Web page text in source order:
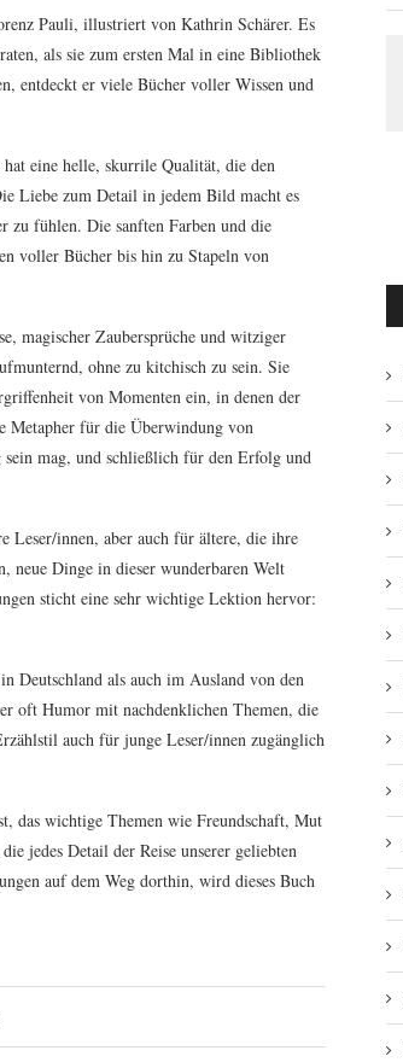
Pauli, illustriert von Kathrin Schärer. Es
als sie zum ersten Mal in eine Bibliothek
entdeckt er viele Bücher voller Wissen und
eine helle, skurrile Qualität, die den
Liebe zum Detail in jedem Bild macht es
zu fühlen. Die sanften Farben und die
voller Bücher bis hin zu Stapeln von
magischer Zaubersprüche und witziger
ohne zu kitchisch zu sein. Sie
von Momenten ein, in denen der
Metapher für die Überwindung von
mag, und schließlich für den Erfolg und
Leser/innen, aber auch für ältere, die ihre
neue Dinge in dieser wunderbaren Welt
sticht eine sehr wichtige Lektion hervor:
Deutschland als auch im Ausland von den
oft Humor mit nachdenklichen Themen, die
auch für junge Leser/innen zugänglich
das wichtige Themen wie Freundschaft, Mut
jedes Detail der Reise unserer geliebten
auf dem Weg dorthin, wird dieses Buch